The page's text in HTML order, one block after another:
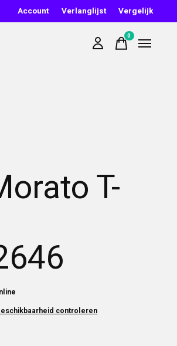
Account Verlanglijst Vergelijk
0items
T-
controleren